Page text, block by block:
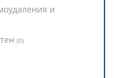
и
(0)